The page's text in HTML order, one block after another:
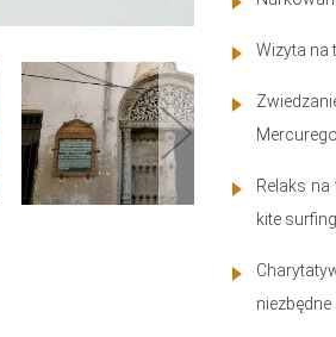
Wizyta na
Mercurego.
Relaks
kite
niezbędne